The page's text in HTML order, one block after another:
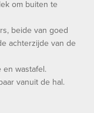
om buiten te
beide van goed
achterzijde van de
wastafel.
vanuit de hal.